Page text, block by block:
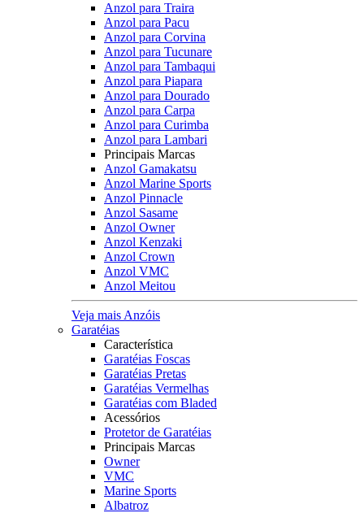
Anzol para Traira
Anzol para Pacu
Anzol para Corvina
Anzol para Tucunare
Anzol para Tambaqui
Anzol para Piapara
Anzol para Dourado
Anzol para Carpa
Anzol para Curimba
Anzol para Lambari
Principais Marcas
Anzol Gamakatsu
Anzol Marine Sports
Anzol Pinnacle
Anzol Sasame
Anzol Owner
Anzol Kenzaki
Anzol Crown
Anzol VMC
Anzol Meitou
Veja mais Anzóis
Garatéias
Característica
Garatéias Foscas
Garatéias Pretas
Garatéias Vermelhas
Garatéias com Bladed
Acessórios
Protetor de Garatéias
Principais Marcas
Owner
VMC
Marine Sports
Albatroz